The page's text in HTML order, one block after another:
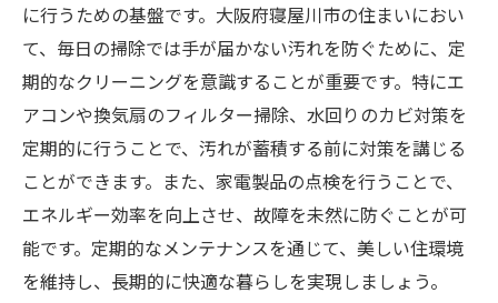
に行うための基盤です。大阪府寝屋川市の住まいにおい
て、毎日の掃除では手が届かない汚れを防ぐために、定
期的なクリーニングを意識することが重要です。特にエ
アコンや換気扇のフィルター掃除、水回りのカビ対策を
定期的に行うことで、汚れが蓄積する前に対策を講じる
ことができます。また、家電製品の点検を行うことで、
エネルギー効率を向上させ、故障を未然に防ぐことが可
能です。定期的なメンテナンスを通じて、美しい住環境
を維持し、長期的に快適な暮らしを実現しましょう。